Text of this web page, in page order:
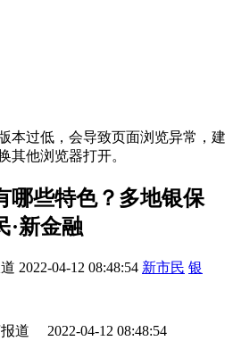
本过低，会导致页面浏览异常，建
其他浏览器打开。
哪些特色？多地银保
·新金融
2022-04-12 08:48:54 新市民 银
道 2022-04-12 08:48:54